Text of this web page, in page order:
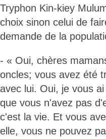
Tryphon Kin-kiey
choix sinon celui de
demande de la
- « Oui, chères
oncles; vous avez été
avec lui. Oui, je vous
que vous n'avez pas
c'est la vie. Et vous
elle, vous ne pouvez